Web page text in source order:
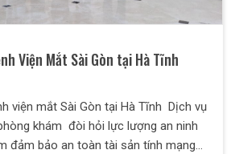
Viện Mắt Sài Gòn tại Hà Tĩnh
viện mắt Sài Gòn tại Hà Tĩnh Dịch vụ
khám đòi hỏi lực lượng an ninh
đảm bảo an toàn tài sản tính mạng